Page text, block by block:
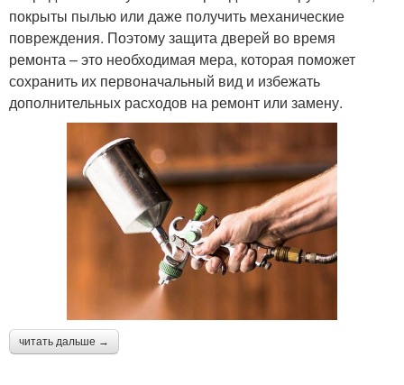
покрыты пылью или даже получить механические
повреждения. Поэтому защита дверей во время
ремонта – это необходимая мера, которая поможет
сохранить их первоначальный вид и избежать
дополнительных расходов на ремонт или замену.
читать дальше →